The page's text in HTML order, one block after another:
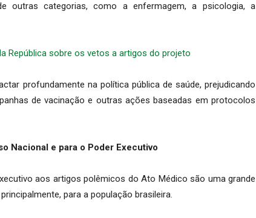
outras categorias, como a enfermagem, a psicologia, a
República sobre os vetos a artigos do projeto
profundamente na política pública de saúde, prejudicando
de vacinação e outras ações baseadas em protocolos
Nacional e para o Poder Executivo
aos artigos polêmicos do Ato Médico são uma grande
para a população brasileira.